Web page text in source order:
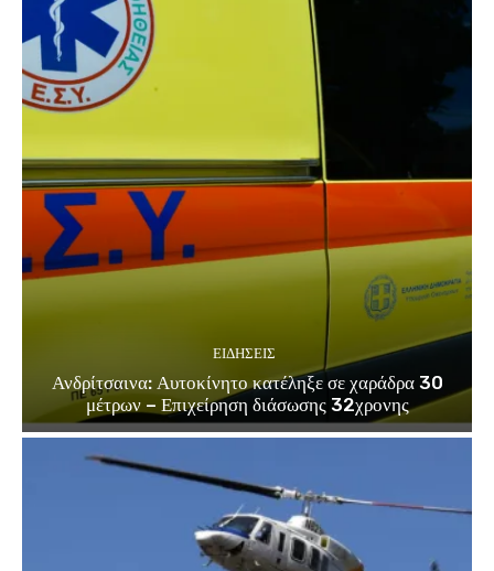
ΕΙΔΗΣΕΙΣ
Ανδρίτσαινα: Αυτοκίνητο κατέληξε σε χαράδρα 30
μέτρων – Επιχείρηση διάσωσης 32χρονης